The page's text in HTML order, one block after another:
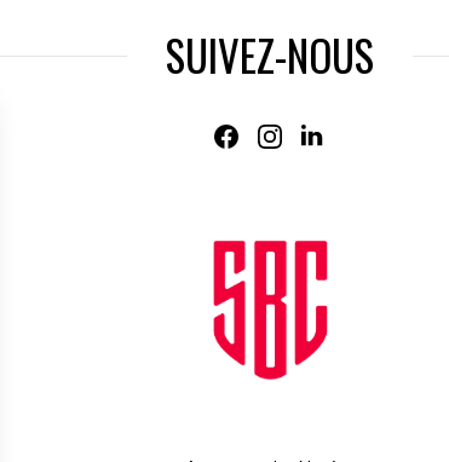
SUIVEZ-NOUS